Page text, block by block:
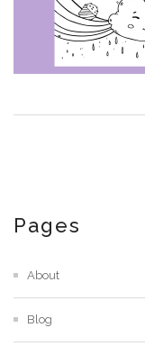
Pages
About
Blog